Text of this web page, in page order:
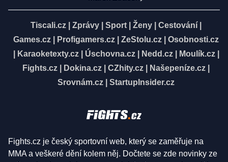
Tiscali.cz Zprávy Sport Ženy Cestování
Games.cz
Profigamers.cz ZeStolu.cz
Osobnosti.cz
Karaoketexty.cz| Úschovna.cz| Nedd.cz| Moulík.cz|
Fights.cz
Dokina.cz CZhity.cz Našepeníze.cz
Srovnám.cz
StartupInsider.cz
Fights.cz je český sportovní web, který se zaměřuje na
MMA a veškeré dění kolem něj. Dočtete se zde novinky ze